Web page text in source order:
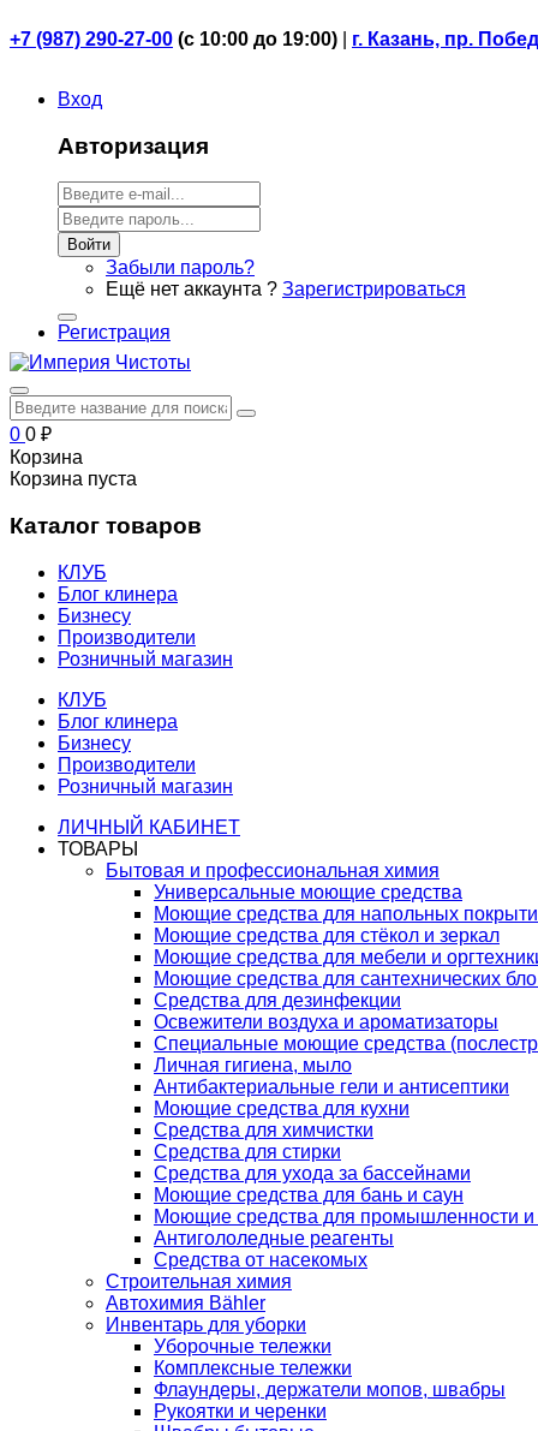
+7 (987) 290-27-00 (с 10:00 до 19:00) г. Казань, пр.
Вход
Авторизация
Войти
Забыли пароль?
Ещё нет аккаунта ? Зарегистрироваться
Регистрация
0 0 ₽
Корзина
Корзина пуста
Каталог товаров
КЛУБ
Блог клинера
Бизнесу
Производители
Розничный магазин
КЛУБ
Блог клинера
Бизнесу
Производители
Розничный магазин
ЛИЧНЫЙ КАБИНЕТ
ТОВАРЫ
Бытовая и профессиональная химия
Универсальные моющие средства
Моющие средства для напольных
Моющие средства для стёкол и зеркал
Моющие средства для мебели и
Моющие средства для сантехнических
Средства для дезинфекции
Освежители воздуха и ароматизаторы
Специальные моющие средства
Личная гигиена, мыло
Антибактериальные гели и антисептики
Моющие средства для кухни
Средства для химчистки
Средства для стирки
Средства для ухода за бассейнами
Моющие средства для бань и саун
Моющие средства для промышленности и
Антигололедные реагенты
Средства от насекомых
Строительная химия
Автохимия Bähler
Инвентарь для уборки
Уборочные тележки
Комплексные тележки
Флаундеры, держатели мопов, швабры
Рукоятки и черенки